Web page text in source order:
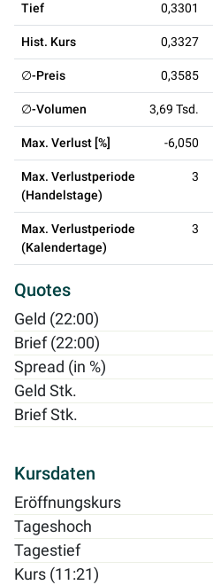
Tief 0,3301
Hist. Kurs 0,3327
∅-Preis 0,3585
∅-Volumen 3,69 Tsd.
Max. Verlust [%] -6,050
Max. Verlustperiode
(Handelstage)
3
Max. Verlustperiode
(Kalendertage)
3
Quotes
Geld (22:00)
Brief (22:00)
Spread (in %)
Geld Stk.
Brief Stk.
Kursdaten
Eröffnungskurs
Tageshoch
Tagestief
Kurs (11:21)